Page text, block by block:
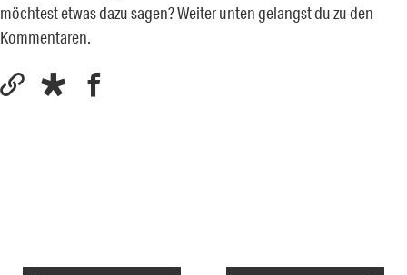
möchtest etwas dazu sagen? Weiter unten gelangst du zu den
Kommentaren.